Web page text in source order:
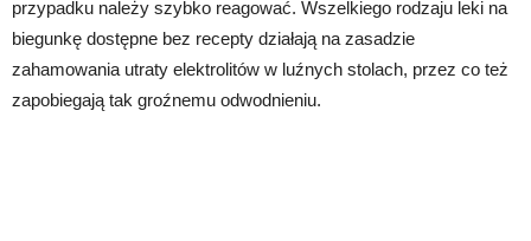
przypadku należy szybko reagować. Wszelkiego rodzaju leki na
biegunkę dostępne bez recepty działają na zasadzie
zahamowania utraty elektrolitów w luźnych stolach, przez co też
zapobiegają tak groźnemu odwodnieniu.